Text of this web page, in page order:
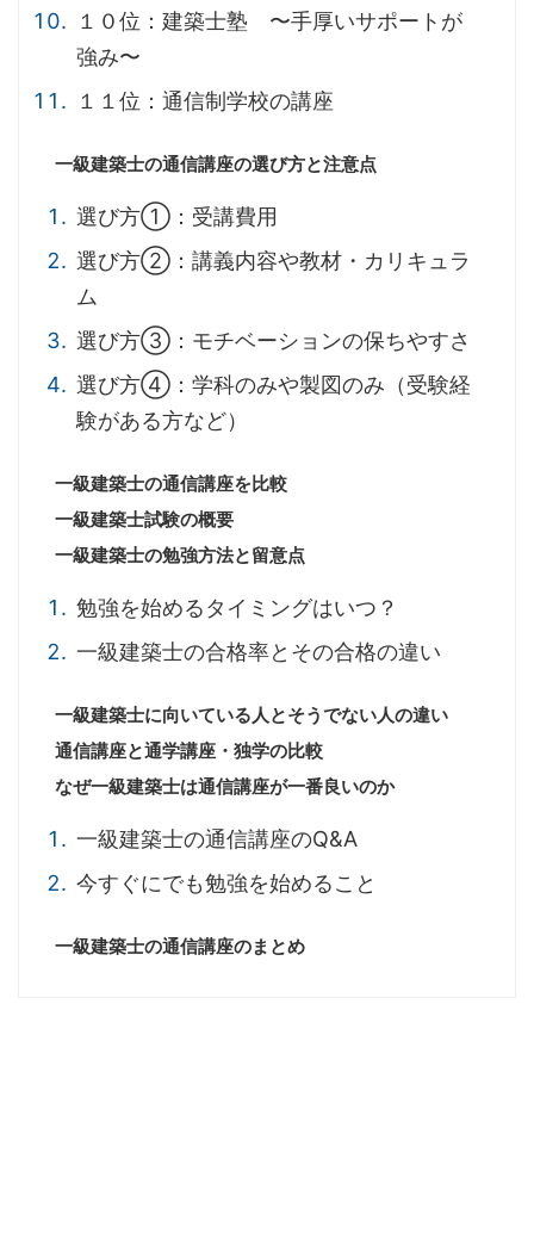
１０位：建築士塾 〜手厚いサポートが
強み〜
１１位：通信制学校の講座
一級建築士の通信講座の選び方と注意点
選び方①：受講費用
選び方②：講義内容や教材・カリキュラ
ム
選び方③：モチベーションの保ちやすさ
選び方④：学科のみや製図のみ（受験経
験がある方など）
一級建築士の通信講座を比較
一級建築士試験の概要
一級建築士の勉強方法と留意点
勉強を始めるタイミングはいつ？
一級建築士の合格率とその合格の違い
一級建築士に向いている人とそうでない人の違い
通信講座と通学講座・独学の比較
なぜ一級建築士は通信講座が一番良いのか
一級建築士の通信講座のQ&A
今すぐにでも勉強を始めること
一級建築士の通信講座のまとめ